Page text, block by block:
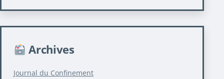
Archives
Journal du Confinement